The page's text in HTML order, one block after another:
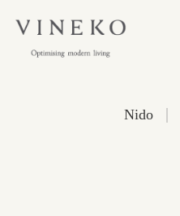
收藏 (0)
Nido |